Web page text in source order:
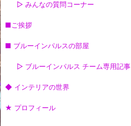
▷ みんなの質問コーナー
■ご挨拶
■ ブルーインパルスの部屋
▷ ブルーインパルス チーム専用記事
◆ インテリアの世界
★ プロフィール